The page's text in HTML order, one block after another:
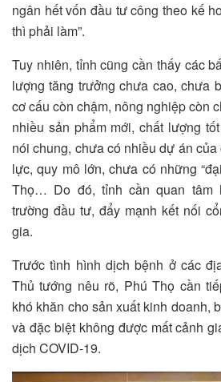
ngân hết vốn đầu tư công theo kế
thì phải làm”.
Tuy nhiên, tỉnh cũng cần thấy các
lượng tăng trưởng chưa cao, chưa
cơ cấu còn chậm, nông nghiệp còn
nhiều sản phẩm mới, chất lượng
nói chung, chưa có nhiều dự án
lực, quy mô lớn, chưa có những
Thọ… Do đó, tỉnh cần quan tâm
trường đầu tư, đẩy mạnh kết nối
gia.
Trước tình hình dịch bệnh ở các
Thủ tướng nêu rõ, Phú Thọ cần
khó khăn cho sản xuất kinh doanh,
và đặc biệt không được mất cảnh
dịch COVID-19.